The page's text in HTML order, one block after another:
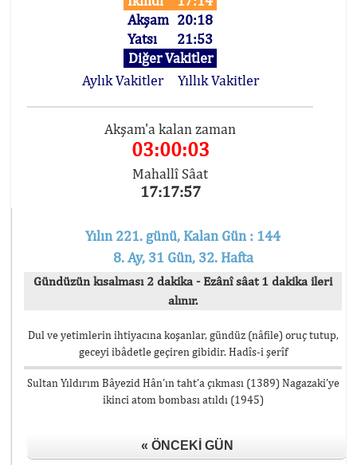
Akşam 20:18
Yatsı
21:53
Diğer Vakitler
Aylık Vakitler
Yıllık Vakitler
Akşam'a kalan zaman
03:00:02
Mahallî Sâat
17:17:58
Yılın 221. günü, Kalan Gün : 144
8. Ay, 31 Gün, 32. Hafta
Gündüzün kısalması 2 dakika - Ezânî sâat 1 dakika ileri
alınır.
Dul ve yetimlerin ihtiyacına koşanlar, gündüz (nâfile) oruç tutup,
geceyi ibâdetle geçiren gibidir. Hadîs-i şerîf
Sultan Yıldırım Bâyezid Hân’ın taht’a çıkması (1389) Nagazaki’ye
ikinci atom bombası atıldı (1945)
« ÖNCEKI GÜN